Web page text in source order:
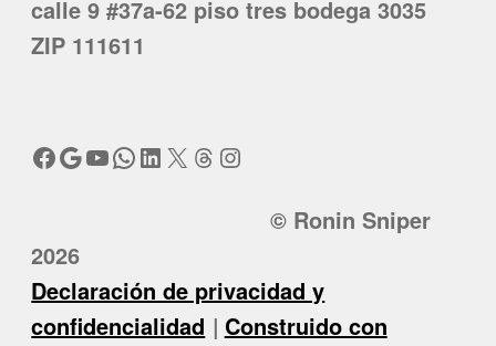
calle 9 #37a-62 piso tres bodega 3035
ZIP 111611
Facebook
Google
YouTube
WhatsApp
LinkedIn
X Threads
Instagram
© Ronin Sniper
2026
Declaración de privacidad y
confidencialidad
Construido con